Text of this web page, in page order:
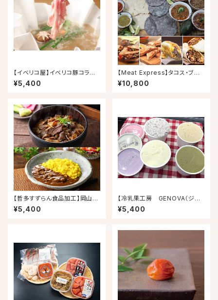
【イベリコ屋】イベリコ豚コラー
ゲンしゃぶしゃぶセット
¥5,400
【Meat Express】タコス・ブリト
ー・ケサディーヤのベストセレク
ション 10人前
¥10,800
【哲多すずらん食品加工】岡山和
牛丼とカレー(4+4食セット)
¥5,400
【冷乳果工房 GENOVA（ジェ
ノバ）】ジェノバアイス4個入り(ピ
スタチオ・バニラ・アールグレー・
¥5,400